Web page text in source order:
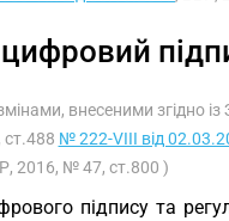
внесеними згідно
№ 222-VIII від
2016, № 47, ст.800 )
підпису та